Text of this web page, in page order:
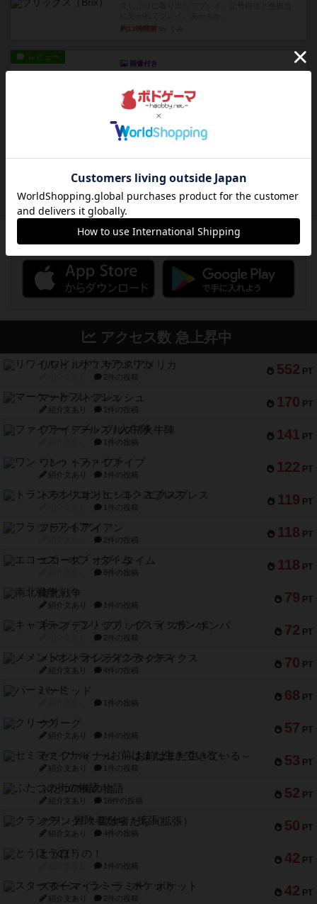
約13時間前
レビュー
画像付き
チェスなのに、ほんの10分で終わります。動きで
敵のコマの種類が分かれば...
約13時間前by くみ
筆者が最も好きな2人用ボードゲームである『宝石
の煌めき デュエル』に、...
約14時間前by 手動人形
ボドゲーマのアプリ版はこちら
アクセス数 急上昇中
552 PT
リワイルド：サウスアメリカ
2件の投稿
170 PT
マーケットフレッシュ
紹介文あり 1件の投稿
141 PT
ファイアー・ブルズ / 火牛陣
1件の投稿
122 PT
ワン・トゥ・ファイブ
紹介文あり 1件の投稿
119 PT
トランスオリエント・エクスプレス
1件の投稿
118 PT
フラットアイアン
2件の投稿
118 PT
エコーズ・オブ・タイム
8件の投稿
79 PT
南北戦争
紹介文あり 1件の投稿
72 PT
キャプテン・フリップ：イスラ・ボンバ
2件の投稿
70 PT
メメントオンラインタクティクス
紹介文あり 4件の投稿
68 PT
パーミッド
1件の投稿
57 PT
クリーグ
紹介文あり 1件の投稿
53 PT
セミファイナル ～お前はまだ生きている～
紹介文あり 1件の投稿
52 PT
ふたつの街の物語
紹介文あり 18件の投稿
50 PT
クランク! ：冒険者たち（拡張）
紹介文あり 4件の投稿
42 PT
とうほうの！
1件の投稿
42 PT
スターマイン・ラミー ポケット
紹介文あり 2件の投稿